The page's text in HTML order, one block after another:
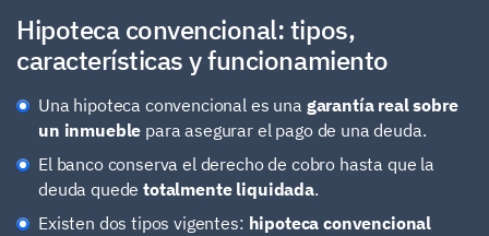
Clasificación
Hipoteca convencional: tipos,
características y funcionamiento
Una hipoteca convencional es una garantía real sobre
un inmueble para asegurar el pago de una deuda.
El banco conserva el derecho de cobro hasta que la
deuda quedetotalmente liquidada.
Existen dos tipos vigentes: hipoteca convencional